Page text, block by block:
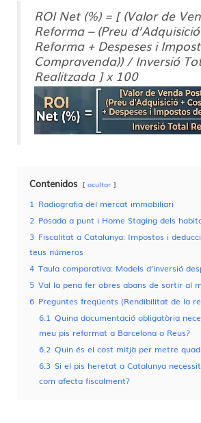
ROI Net (%) = [ (Valor de
Reforma – (Preu
Reforma + Despeses i
Compravenda)) / Inversió
Realitzada ] x 100
Contenidos ocultar
1 Radiografia del mercat immobiliari
2 Posada a punt i Home Staging dels
3 Fiscalitat a Catalunya: Impostos i
teus números
4 Taula comparativa: Models d’inversió
5 Val la pena fer obres abans de sortir al
6 Preguntes freqüents (Rendibilitat de la
6.1 Quina documentació obligatòria
meu pis reformat a Barcelona o Reus?
6.2 Quin és el cost mitjà per metre
6.3 Si el pis heretat a Catalunya
com afecta fiscalment?